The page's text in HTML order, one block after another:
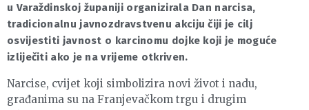
u Varaždinskoj županiji organizirala Dan narcisa,
tradicionalnu javnozdravstvenu akciju čiji je cilj
osvijestiti javnost o karcinomu dojke koji je moguće
izliječiti ako je na vrijeme otkriven.
Narcise, cvijet koji simbolizira novi život i nadu,
građanima su na Franjevačkom trgu i drugim